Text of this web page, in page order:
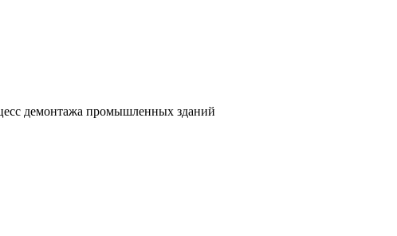
демонтажа промышленных зданий